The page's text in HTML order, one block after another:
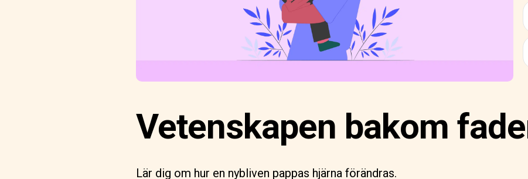
Vetenskapen bakom
Lär dig om hur en nybliven pappas hjärna förändras.